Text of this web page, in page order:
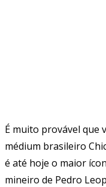
É muito provável que
médium brasileiro
é até hoje o maior
mineiro de Pedro